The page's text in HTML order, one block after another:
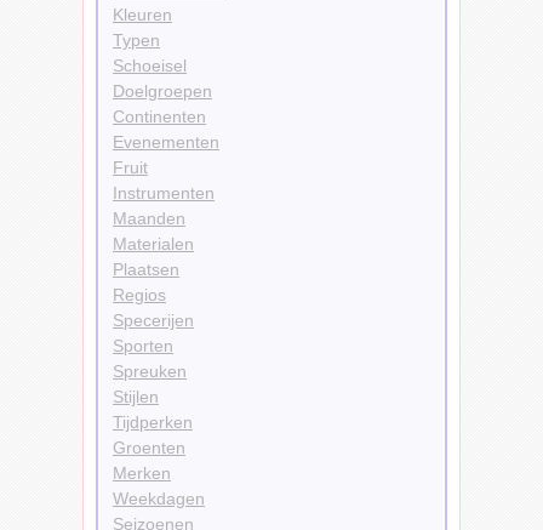
Kleuren
Typen
Schoeisel
Doelgroepen
Continenten
Evenementen
Fruit
Instrumenten
Maanden
Materialen
Plaatsen
Regios
Specerijen
Sporten
Spreuken
Stijlen
Tijdperken
Groenten
Merken
Weekdagen
Seizoenen